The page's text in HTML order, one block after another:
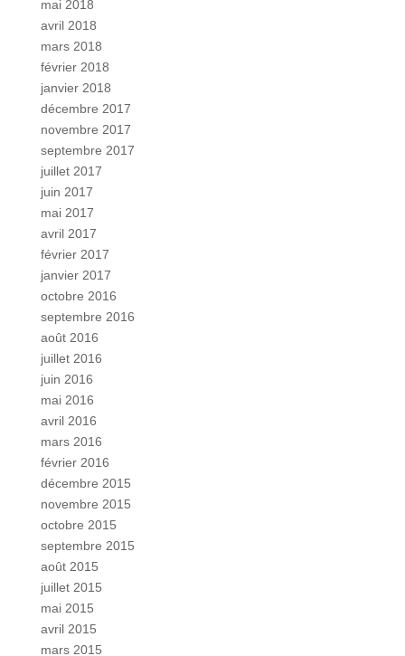
mai 2018
avril 2018
mars 2018
février 2018
janvier 2018
décembre 2017
novembre 2017
septembre 2017
juillet 2017
juin 2017
mai 2017
avril 2017
février 2017
janvier 2017
octobre 2016
septembre 2016
août 2016
juillet 2016
juin 2016
mai 2016
avril 2016
mars 2016
février 2016
décembre 2015
novembre 2015
octobre 2015
septembre 2015
août 2015
juillet 2015
mai 2015
avril 2015
mars 2015